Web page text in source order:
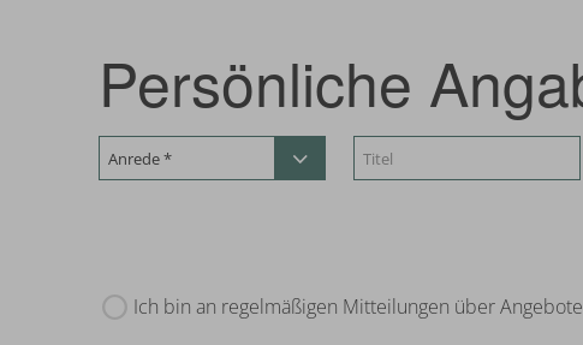
Persönliche
Ich bin an regelmäßigen Mitteilungen über